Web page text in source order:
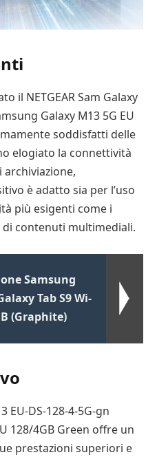
il NETGEAR Sam Galaxy
Galaxy M13 5G EU
soddisfatti delle
elogiato la connettività
archiviazione,
è adatto sia per l’uso
più esigenti come i
contenuti multimediali.
Samsung
Tab S9 Wi-
(Graphite)
EU-DS-128-4-5G-gn
128/4GB Green offre un
prestazioni superiori e